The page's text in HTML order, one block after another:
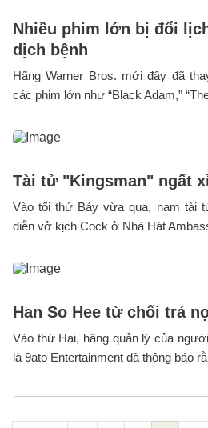
Nhiều phim lớn bị đổi
dịch bệnh
Hãng Warner Bros. mới đây đã
các phim lớn như “Black Adam,”
Tài tử "Kingsman" ngất
Vào tối thứ Bảy vừa qua, nam tài
diễn vở kịch Cock ở Nhà Hát
Han So Hee từ chối trả
Vào thứ Hai, hãng quản lý của
là 9ato Entertainment đã thông báo